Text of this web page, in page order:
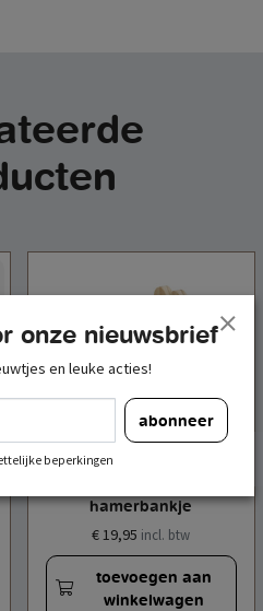
hamerbankje
€ 19,95 incl. btw
toevoegen aan
winkelwagen
onze nieuwsbrief
en leuke acties!
abonneer
beperkingen